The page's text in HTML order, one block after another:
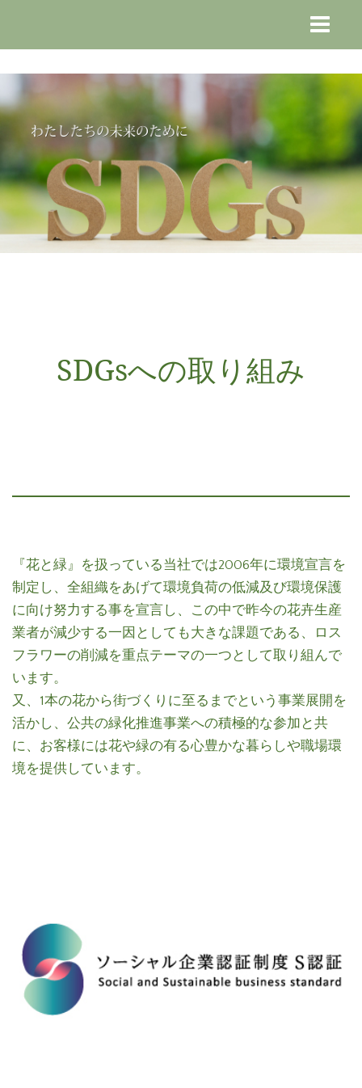
SDGsへの取り組み
『花と緑』を扱っている当社では2006年に環境宣言を
制定し、全組織をあげて環境負荷の低減及び環境保護
に向け努力する事を宣言し、この中で昨今の花卉生産
業者が減少する一因としても大きな課題である、ロス
フラワーの削減を重点テーマの一つとして取り組んで
います。
又、1本の花から街づくりに至るまでという事業展開を
活かし、公共の緑化推進事業への積極的な参加と共
に、お客様には花や緑の有る心豊かな暮らしや職場環
境を提供しています。